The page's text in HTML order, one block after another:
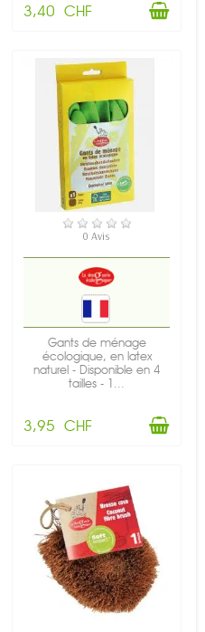
3,40 CHF
EN STOCK
0 Avis
Gants de ménage
écologique, en latex
naturel - Disponible en 4
tailles - 1...
3,95 CHF